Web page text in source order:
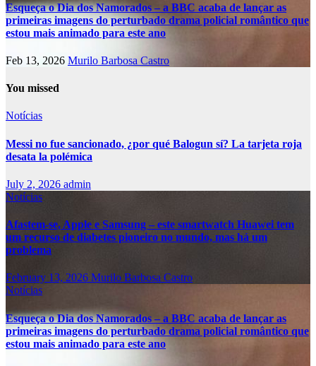
Esqueça o Dia dos Namorados – a BBC acaba de lançar as
primeiras imagens do perturbado drama policial romântico que
estou mais animado para este ano
Feb 13, 2026 Murilo Barbosa Castro
You missed
Notícias
Messi no fue sancionado, ¿por qué Balogun sí? La tarjeta roja
desata la polémica
July 2, 2026 admin
Notícias
Afastem-se, Apple e Samsung – este smartwatch Huawei tem
um recurso de diabetes pioneiro no mundo, mas há um
problema
February 13, 2026 Murilo Barbosa Castro
Notícias
Esqueça o Dia dos Namorados – a BBC acaba de lançar as
primeiras imagens do perturbado drama policial romântico que
estou mais animado para este ano